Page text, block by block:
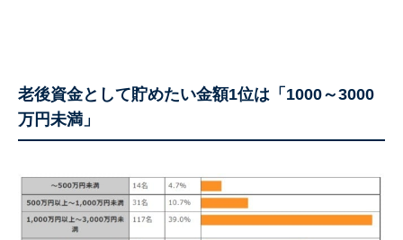
老後資金として貯めたい金額1位は「1000～3000
万円未満」